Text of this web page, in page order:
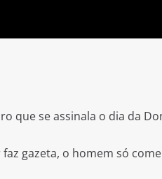
que se assinala o dia da
gazeta, o homem só